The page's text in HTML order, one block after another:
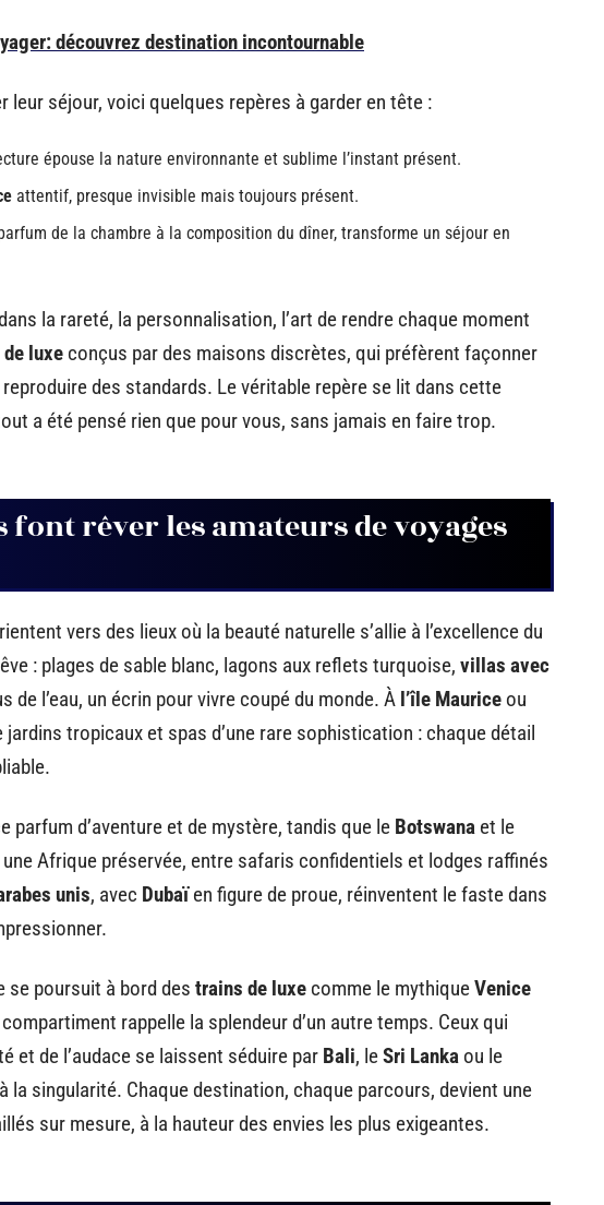
découvrez destination incontournable
leur séjour, voici quelques repères à garder en tête :
épouse la nature environnante et sublime l’instant présent.
attentif, presque invisible mais toujours présent.
de la chambre à la composition du dîner, transforme un séjour en
la rareté, la personnalisation, l’art de rendre chaque moment
luxe conçus par des maisons discrètes, qui préfèrent façonner
des standards. Le véritable repère se lit dans cette
a été pensé rien que pour vous, sans jamais en faire trop.
rêver les amateurs de voyages
vers des lieux où la beauté naturelle s’allie à l’excellence du
: plages de sable blanc, lagons aux reflets turquoise, villas avec
de l’eau, un écrin pour vivre coupé du monde. À l’île Maurice ou
jardins tropicaux et spas d’une rare sophistication : chaque détail
parfum d’aventure et de mystère, tandis que le Botswana et le
Afrique préservée, entre safaris confidentiels et lodges raffinés
unis, avec Dubaïen figure de proue, réinventent le faste dans
se poursuit à bord des trains de luxe comme le mythiqueVenice
rappelle la splendeur d’un autre temps. Ceux qui
et de l’audace se laissent séduire par Bali, leSri Lanka ou le
la singularité. Chaque destination, chaque parcours, devient une
sur mesure, à la hauteur des envies les plus exigeantes.